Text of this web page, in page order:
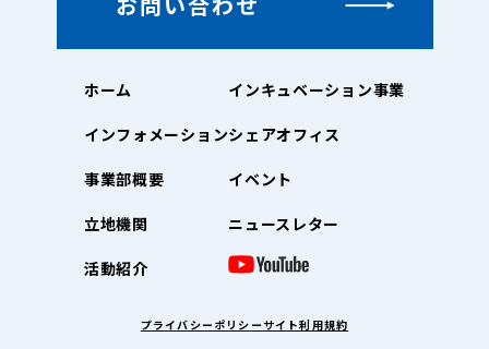
ホーム
インフォメーション
事業部概要
立地機関
活動紹介
インキュベーション事業
シェアオフィス
イベント
ニュースレター
プライバシーポリシー サイト利用規約